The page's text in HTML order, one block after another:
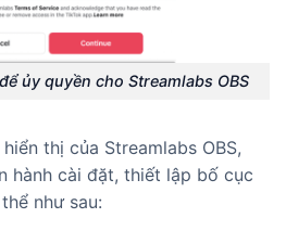
ủy quyền cho Streamlabs OBS
thị của Streamlabs OBS,
hành cài đặt, thiết lập bố cục
như sau: